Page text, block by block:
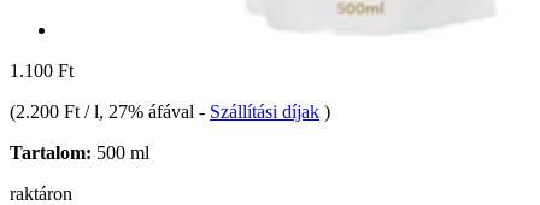
1.100 Ft
(2.200 Ft / l, 27% áfával - Szállítási díjak )
Tartalom: 500 ml
raktáron